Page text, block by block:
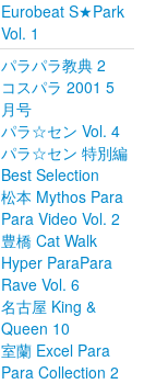
Eurobeat S★Park
Vol. 1
パラパラ教典 2
コスパラ 2001 5
月号
パラ☆セン Vol. 4
パラ☆セン 特別編
Best Selection
松本 Mythos Para
Para Video Vol. 2
豊橋 Cat Walk
Hyper ParaPara
Rave Vol. 6
名古屋 King &
Queen 10
室蘭 Excel Para
Para Collection 2